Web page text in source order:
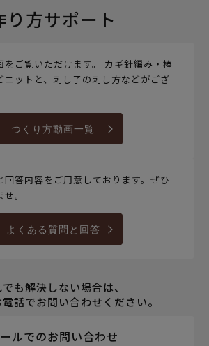
り方サポート
をご覧いただけます。 カギ針編み・棒
ニットと、刺し子の刺し方などがござ
つくり方動画一覧
回答内容をご用意しております。ぜひ
。
よくある質問と回答
も解決しない場合は、
話でお問い合わせください。
ルでのお問い合わせ